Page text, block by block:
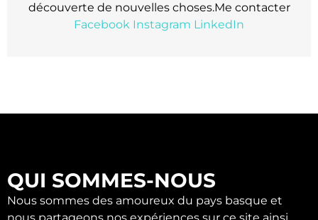
découverte de nouvelles choses.Me contacter
Facebook Instagram LinkedIn
QUI SOMMES-NOUS
Nous sommes des amoureux du pays basque et